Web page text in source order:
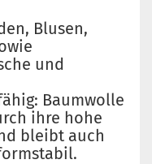
Blusen,
und
Baumwolle
ihre hohe
bleibt auch